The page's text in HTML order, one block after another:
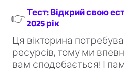
👉Тест: Відкрий свою
2025 рік
Ця вікторина
ресурсів, тому ми
вам сподобається! І